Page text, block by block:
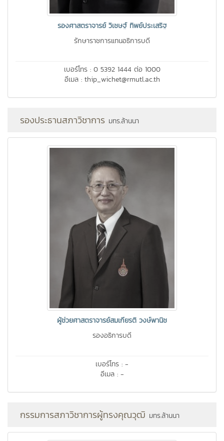
รองศาสตราจารย์ วิเชษฐ์ ทิพย์ประเสริฐ
รักษาราชการแทนอธิการบดี
เบอร์โทร : 0 5392 1444 ต่อ 1000
อีเมล : thip_wichet@rmutl.ac.th
รองประธานสภาวิชาการ มทร.ล้านนา
ผู้ช่วยศาสตราจารย์สมเกียรติ วงษ์พานิช
รองอธิการบดี
เบอร์โทร : -
อีเมล : -
กรรมการสภาวิชาการผู้ทรงคุณวุฒิ มทร.ล้านนา